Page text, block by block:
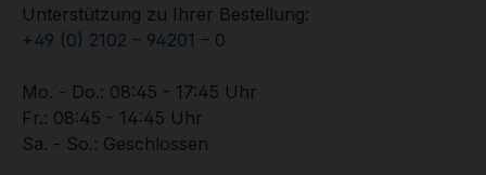
Unterstützung zu Ihrer Bestellung:
+49 (0) 2102 – 94201 – 0
Mo. - Do.: 08:45 - 17:45 Uhr
Fr.: 08:45 - 14:45 Uhr
Sa. - So.: Geschlossen